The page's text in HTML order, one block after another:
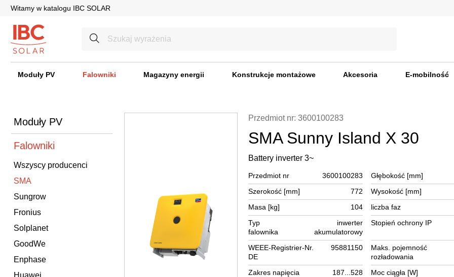
Witamy w katalogu IBC SOLAR
Moduły PV Falowniki Magazyny energii Konstrukcje montażowe Akcesoria E-mobilność
Moduły PV
Falowniki
Wszyscy producenci
SMA
Sungrow
Fronius
Solplanet
GoodWe
Enphase
Huawei
Przedmiot nr: 3600100283
SMA Sunny Island X 30
Battery inverter 3~
Przedmiot nr 3600100283
Głębokość [mm]
Szerokość [mm]
772
Wysokość [mm]
Masa [kg]
104
liczba faz
Typ
falownika
inwerter
akumulatorowy
Stopień ochrony IP
WEEE-Registrier-Nr.
DE
95881150
Maks. pojemność
rozładowania
Zakres napięcia
187...528 Moc ciągła [W]